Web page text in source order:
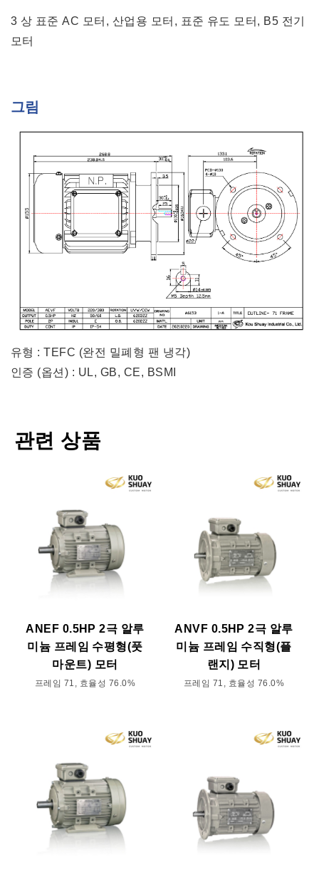
3 상 표준 AC 모터, 산업용 모터, 표준 유도 모터, B5 전기
모터
그림
유형 : TEFC (완전 밀폐형 팬 냉각)
인증 (옵션) : UL, GB, CE, BSMI
관련 상품
ANEF 0.5HP 2극 알루
미늄 프레임 수평형(풋
마운트) 모터
프레임 71, 효율성 76.0%
ANVF 0.5HP 2극 알루
미늄 프레임 수직형(플
랜지) 모터
프레임 71, 효율성 76.0%